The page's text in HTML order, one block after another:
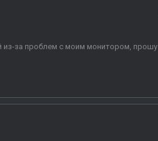
за проблем с моим монитором, прошу